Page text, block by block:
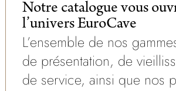
Notre catalogue vous
l’univers EuroCave
L’ensemble de nos
de présentation, de
de service, ainsi que nos